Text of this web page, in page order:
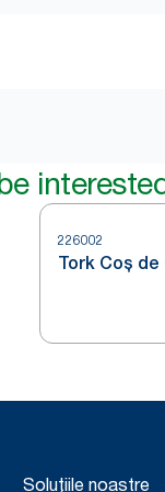
226002
Tork Coș de
Soluțiile noastre